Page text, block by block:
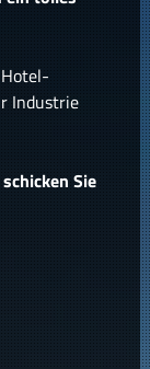
Industrie
Sie